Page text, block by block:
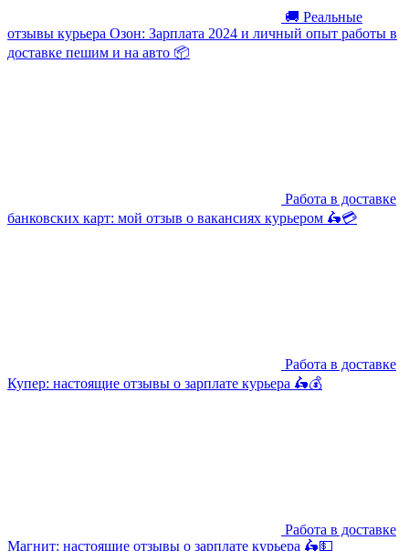
🚚 Реальные
отзывы курьера Озон: Зарплата 2024 и личный опыт работы в
доставке пешим и на авто 📦
Работа в доставке
банковских карт: мой отзыв о вакансиях курьером 🛵💳
Работа в доставке
Купер: настоящие отзывы о зарплате курьера 🛵💰
Работа в доставке
Магнит: настоящие отзывы о зарплате курьера 🛵💵